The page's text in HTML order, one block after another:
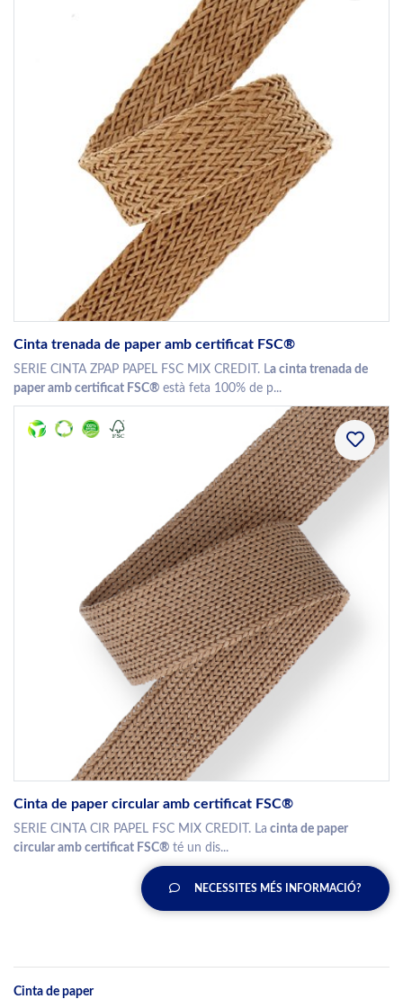
Cinta trenada de paper amb certificat FSC®
SERIE CINTA ZPAP PAPEL FSC MIX CREDIT. La cinta trenada de
paper amb certificat FSC® està feta 100% de p...
Cinta de paper circular amb certificat FSC®
SERIE CINTA CIR PAPEL FSC MIX CREDIT. La cinta de paper
circular amb certificat FSC® té un dis...
NECESSITES MÉS INFORMACIÓ?
Cinta de paper